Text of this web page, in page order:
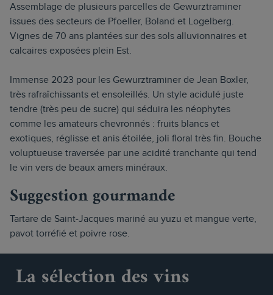
Assemblage de plusieurs parcelles de Gewurztraminer
issues des secteurs de Pfoeller, Boland et Logelberg.
Vignes de 70 ans plantées sur des sols alluvionnaires et
calcaires exposées plein Est.
Immense 2023 pour les Gewurztraminer de Jean Boxler,
très rafraîchissants et ensoleillés. Un style acidulé juste
tendre (très peu de sucre) qui séduira les néophytes
comme les amateurs chevronnés : fruits blancs et
exotiques, réglisse et anis étoilée, joli floral très fin. Bouche
voluptueuse traversée par une acidité tranchante qui tend
le vin vers de beaux amers minéraux.
Suggestion gourmande
Tartare de Saint-Jacques mariné au yuzu et mangue verte,
pavot torréfié et poivre rose.
La sélection des vins